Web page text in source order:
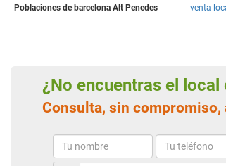
Poblaciones de barcelona Alt Penedes venta
¿No encuentras el
Consulta, sin